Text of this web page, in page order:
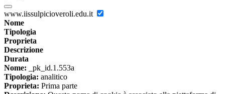
www.iissulpicioveroli.edu.it
Nome
Tipologia
Proprieta
Descrizione
Durata
Nome: _pk_id.1.553a
Tipologia: analitico
Proprieta: Prima parte